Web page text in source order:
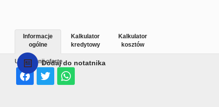
Dodaj do notatnika
Udostępnij ofertę
Informacje
ogólne
Kalkulator
kredytowy
Kalkulator
kosztów